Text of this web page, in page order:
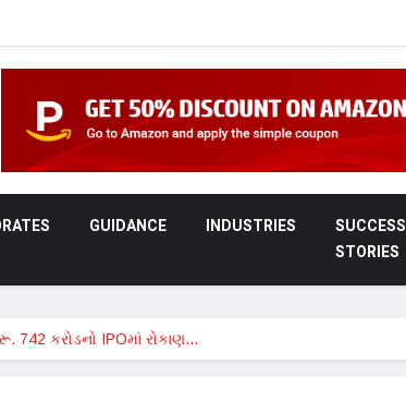
GUIDANCE INDUSTRIES
SUCCESS
STORIES
742 કરોડનો IPOમાં રોકાણ…